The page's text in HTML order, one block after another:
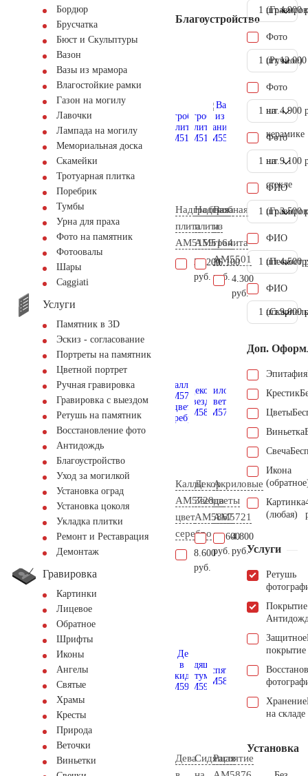
Бордюр
Брусчатка
Бюст и Скульптуры
Вазон
Вазы из мрамора
Влагостойкие рамки
Газон на могилу
Лавочки
Лампада на могилу
Мемориальная доска
Скамейки
Тротуарная плитка
Поребрик
Тумбы
Урна для праха
Фото на памятник
Фотоовалы
Шары
Сaggiati
Услуги
Памятник в 3D
Эскиз - согласование
Портреты на памятник
Цветной портрет
Ручная гравировка
Гравировка с выездом
Ретушь на памятник
Восстановление фото
Антидождь
Благоустройство
Уход за могилкой
Установка оград
Установка цоколя
Укладка плитки
Ремонт и Реставрация
Демонтаж
Гравировка
Картинки
Лицевое
Обратное
Шрифты
Иконы
Ангелы
Святые
Храмы
Кресты
Природа
Веточки
Виньетки
Благоустройство
Надгробная
плита
AM5159
33.200
руб.
Надгробная
плита
AM5164
36.100
руб.
Ваза
из
гранита
AM5501
4.300
руб.
Каллы
AM5728
цвет
серебро
8.600
руб.
Декор
Звезда
AM5867
22.600
руб.
Акриловые
цветы
AM5721
4.800
руб.
ДеваСидящая
Распятие
1 шт.4.900
Фото
(Ручное)
1 шт.
Фото
на
керамике
1 шт. 4.900
Фото
на
стекле
1 шт. 9.100
ФИО
1 шт.3.500
ФИО
1 шт.4.500
ФИО
1 шт.9.000
Доп.
Эпитафия
Крестик
Цветы
Виньетка
Свеча
Икона
Картинка
(любая)
Услуги
Ретушь
Покрытие
Защитное
покрытие
Хранение
на складе
Установка